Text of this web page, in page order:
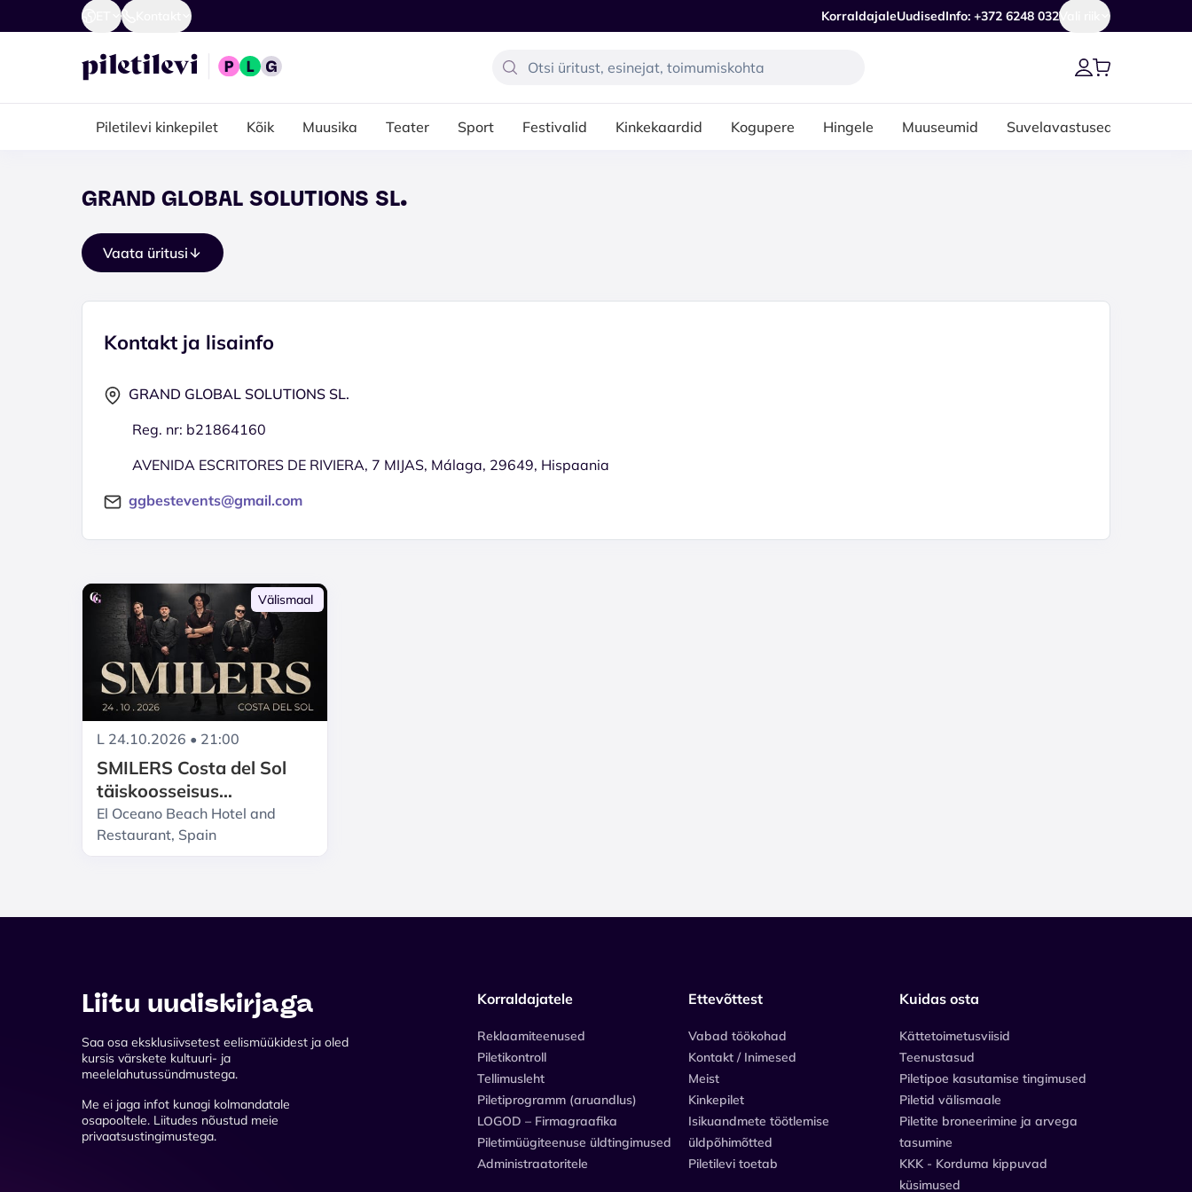
KorraldajaleUudisedInfo: +372 6248 032Vali riik
Piletilevi kinkepilet Kõik Muusika Teater Sport Festivalid Kinkekaardid Kogupere Hingele Muuseumid Suvelavastused
GRAND GLOBAL SOLUTIONS SL.
Vaata üritusi
Kontakt ja lisainfo
GRAND GLOBAL SOLUTIONS SL.
Reg. nr: b21864160
AVENIDA ESCRITORES DE RIVIERA, 7 MIJAS, Málaga, 29649, Hispaania
ggbestevents@gmail.com
Välismaal
L 24.10.2026 • 21:00
SMILERS Costa del Sol
täiskoosseisus
Restoranis El Oceano
El Oceano Beach Hotel and
Restaurant, Spain
Liitu uudiskirjaga
Saa osa eksklusiivsetest eelismüükidest ja oled
kursis värskete kultuuri- ja
meelelahutussündmustega.
Me ei jaga infot kunagi kolmandatale
osapooltele. Liitudes nõustud meie
privaatsustingimustega.
Korraldajatele
Reklaamiteenused
Piletikontroll
Tellimusleht
Piletiprogramm (aruandlus)
LOGOD – Firmagraafika
Piletimüügiteenuse üldtingimused
Administraatoritele
Ettevõttest
Vabad töökohad
Kontakt / Inimesed
Meist
Kinkepilet
Isikuandmete töötlemise
üldpõhimõtted
Piletilevi toetab
Kuidas osta
Kättetoimetusviisid
Teenustasud
Piletipoe kasutamise tingimused
Piletid välismaale
Piletite broneerimine ja arvega
tasumine
KKK - Korduma kippuvad
küsimused